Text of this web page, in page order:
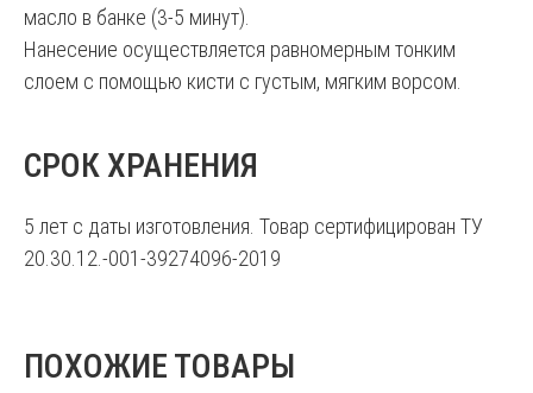
масло в банке (3-5 минут).
Нанесение осуществляется равномерным тонким
слоем с помощью кисти с густым, мягким ворсом.
СРОК ХРАНЕНИЯ
5 лет с даты изготовления. Товар сертифицирован ТУ
20.30.12.-001-39274096-2019
ПОХОЖИЕ ТОВАРЫ